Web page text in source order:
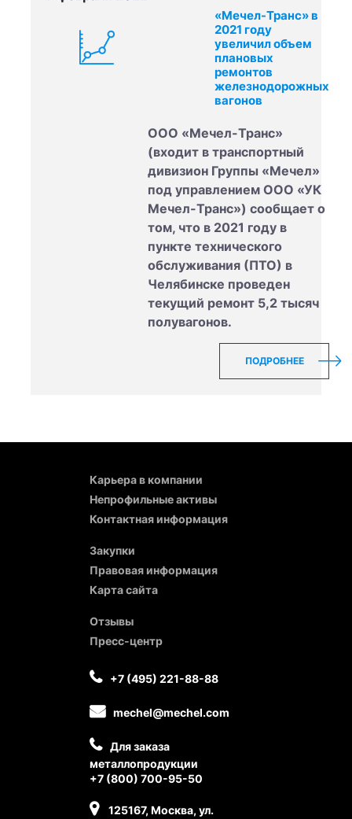
«Мечел-Транс» в
2021 году
увеличил объем
плановых
ремонтов
железнодорожных
вагонов
ООО «Мечел-Транс»
(входит в транспортный
дивизион Группы «Мечел»
под управлением ООО «УК
Мечел-Транс») сообщает о
том, что в 2021 году в
пункте технического
обслуживания (ПТО) в
Челябинске проведен
текущий ремонт 5,2 тысяч
полувагонов.
ПОДРОБНЕЕ
Карьера в компании
Непрофильные активы
Контактная информация
Закупки
Правовая информация
Карта сайта
Отзывы
Пресс-центр
+7 (495) 221-88-88
mechel@mechel.com
Для заказа
металлопродукции
+7 (800) 700-95-50
125167, Москва, ул.